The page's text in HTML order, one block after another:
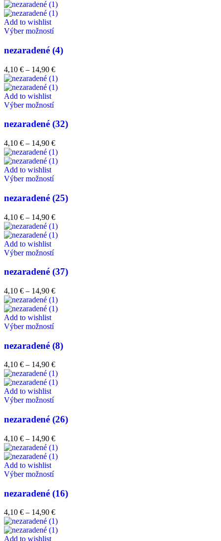
Add to wishlist
Výber možností
nezaradené (4)
4,10 € – 14,90 €
Add to wishlist
Výber možností
nezaradené (32)
4,10 € – 14,90 €
Add to wishlist
Výber možností
nezaradené (25)
4,10 € – 14,90 €
Add to wishlist
Výber možností
nezaradené (37)
4,10 € – 14,90 €
Add to wishlist
Výber možností
nezaradené (8)
4,10 € – 14,90 €
Add to wishlist
Výber možností
nezaradené (26)
4,10 € – 14,90 €
Add to wishlist
Výber možností
nezaradené (16)
4,10 € – 14,90 €
Add to wishlist